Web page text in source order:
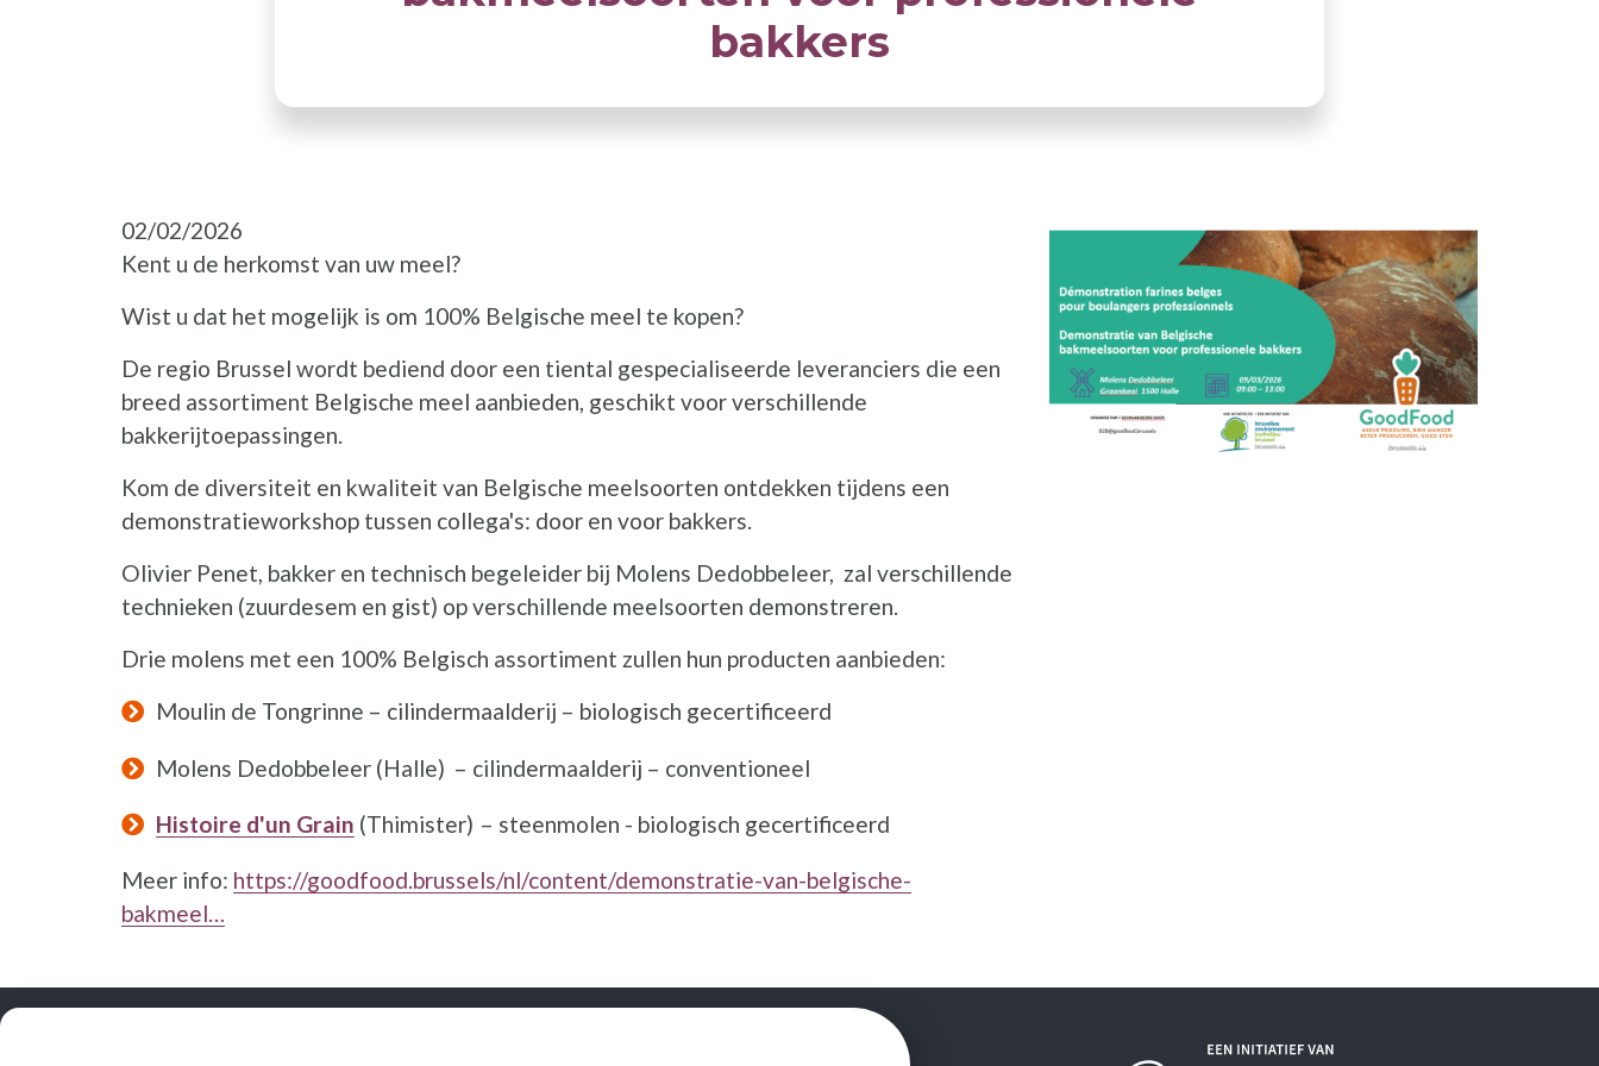
bakkers
02/02/2026
Kent u de herkomst van uw meel?
Wist u dat het mogelijk is om 100% Belgische meel te kopen?
De regio Brussel wordt bediend door een tiental gespecialiseerde leveranciers die een
breed assortiment Belgische meel aanbieden, geschikt voor verschillende
bakkerijtoepassingen.
Kom de diversiteit en kwaliteit van Belgische meelsoorten ontdekken tijdens een
demonstratieworkshop tussen collega's: door en voor bakkers.
Olivier Penet, bakker en technisch begeleider bij Molens Dedobbeleer, zal verschillende
technieken (zuurdesem en gist) op verschillende meelsoorten demonstreren.
Drie molens met een 100% Belgisch assortiment zullen hun producten aanbieden:
Moulin de Tongrinne – cilindermaalderij – biologisch gecertificeerd
Molens Dedobbeleer (Halle) – cilindermaalderij – conventioneel
Histoire d'un Grain (Thimister) – steenmolen - biologisch gecertificeerd
Meer info: https://goodfood.brussels/nl/content/demonstratie-van-belgische-
bakmeel…
ILLUSTRATIE